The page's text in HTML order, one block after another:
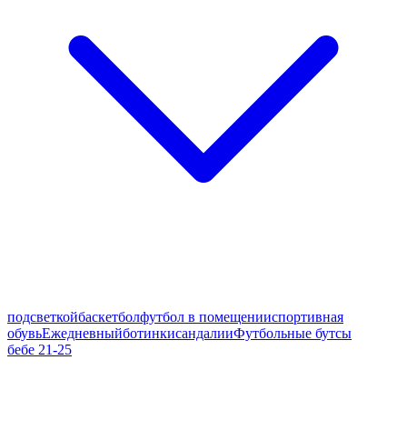
подсветкойбаскетболфутбол в помещенииспортивная
обувьЕжедневныйботинкисандалииФутбольные бутсы
бебе 21-25